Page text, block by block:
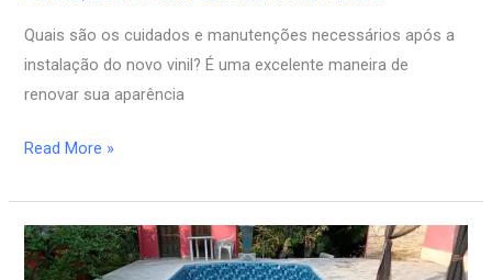
Quais são os cuidados e manutenções necessários após a
instalação do novo vinil? É uma excelente maneira de
renovar sua aparência
Read More »
Piscinas
Internas